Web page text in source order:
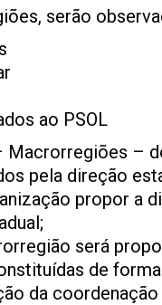
serão
ao PSOL
–
pela direção
propor a
será
de
da